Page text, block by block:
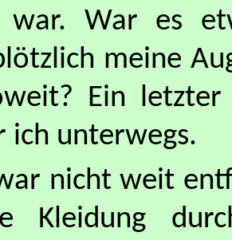
war. War es
meine
Ein
ich unterwegs.
nicht weit
Kleidung